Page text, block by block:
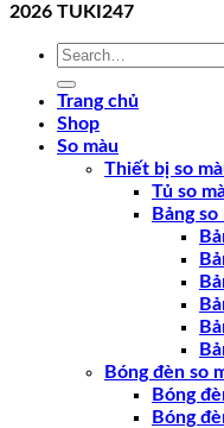
2026 TUKI247
Search
Trang chủ
Shop
So màu
Thiết bị so
Tủ so
Bảng
Bóng đèn so
Bóng
Bóng